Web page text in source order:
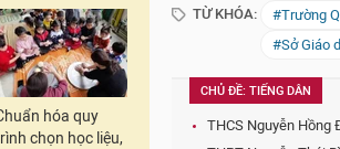
hóa quy
chọn học liệu,
Trường ĐH Y Hà
Vụ bắt trẻ ngủ
CÁC TIN KHÁC